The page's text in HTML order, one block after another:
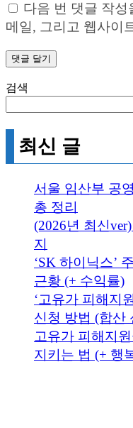
다음 번 댓글 작성
메일, 그리고 웹사이
검색
최신 글
서울 임산부 공
총 정리
(2026년 최신
지
‘SK 하이닉스’
근황 (+ 수익률)
‘고유가 피해지
신청 방법 (합산
고유가 피해지
지키는 법 (+ 행